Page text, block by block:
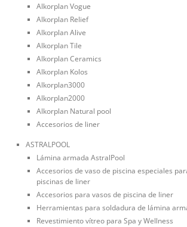
Alkorplan Vogue
Alkorplan Relief
Alkorplan Alive
Alkorplan Tile
Alkorplan Ceramics
Alkorplan Kolos
Alkorplan3000
Alkorplan2000
Alkorplan Natural pool
Accesorios de liner
ASTRALPOOL
Lámina armada AstralPool
Accesorios de vaso de piscina especiales
piscinas de liner
Accesorios para vasos de piscina de liner
Herramientas para soldadura de lámina
Revestimiento vítreo para Spa y Wellness